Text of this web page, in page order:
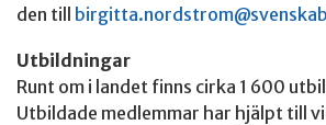
den till
Utbildningar
Runt om i landet finns cirka 1 600
Utbildade medlemmar har hjälpt till